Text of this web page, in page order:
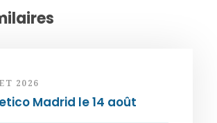
2026
Madrid le 14 août